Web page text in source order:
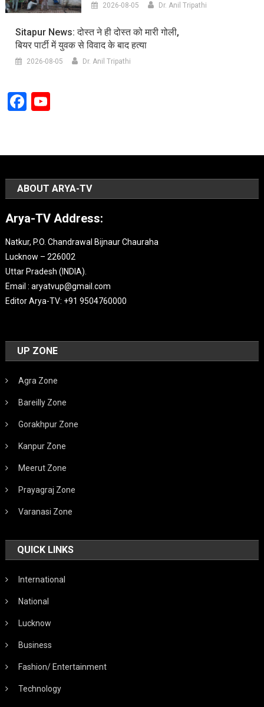
2026-08-05 Dr. Anil Tripathi
Sitapur News: दोस्त ने ही दोस्त को मारी गोली,
बियर पार्टी में युवक से विवाद के बाद हत्या
2026-08-05 Dr. Anil Tripathi
Facebook
YouTube
ABOUT ARYA-TV
Arya-TV Address:
Natkur, P.O. Chandrawal Bijnaur Chauraha
Lucknow – 226002
Uttar Pradesh (INDIA).
Email : aryatvup@gmail.com
Editor Arya-TV: +91 9504760000
UP ZONE
Agra Zone
Bareilly Zone
Gorakhpur Zone
Kanpur Zone
Meerut Zone
Prayagraj Zone
Varanasi Zone
QUICK LINKS
International
National
Lucknow
Business
Fashion/ Entertainment
Technology